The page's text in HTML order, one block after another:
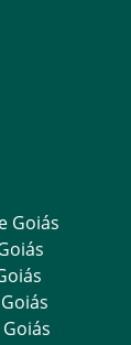
Goiás